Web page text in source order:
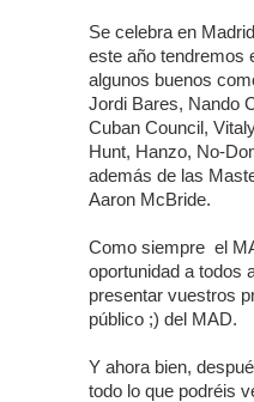
Se celebra en
este año tendremos
algunos buenos
Jordi Bares, Nando
Cuban Council,
Hunt, Hanzo, No-
además de las
Aaron McBride.
Como siempre el
oportunidad a todos
presentar vuestros
público ;) del MAD.
Y ahora bien,
todo lo que podréis